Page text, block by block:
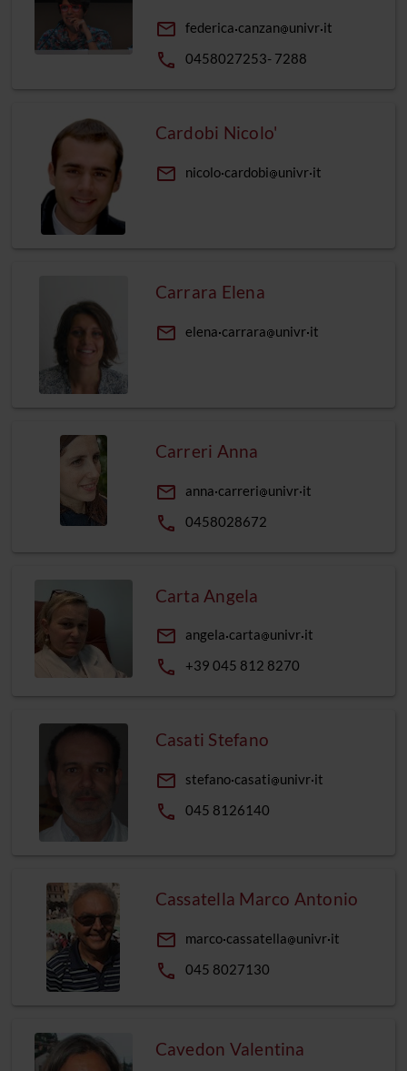
email federica canzan univr it
phone 0458027253- 7288
Cardobi Nicolo'
email nicolo cardobi univr it
Carrara Elena
email elena carrara univr it
Carreri Anna
email anna carreri univr it
phone 0458028672
Carta Angela
email angela carta univr it
phone +39 045 812 8270
Casati Stefano
email stefano casati univr it
phone 045 8126140
Cassatella Marco Antonio
email marco cassatella univr it
phone 045 8027130
Cavedon Valentina